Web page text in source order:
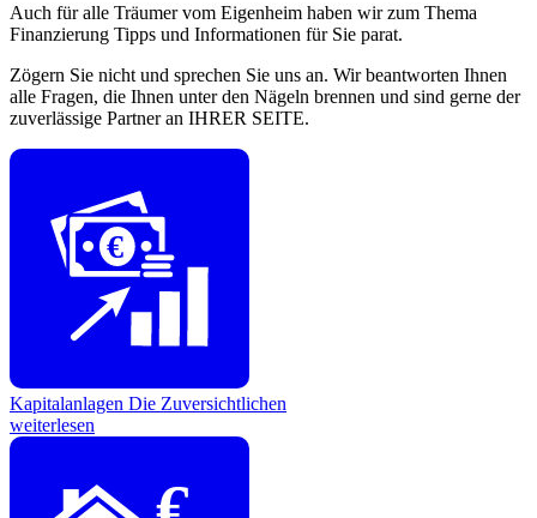
Auch für alle Träumer vom Eigenheim haben wir zum Thema
Finanzierung Tipps und Informationen für Sie parat.
Zögern Sie nicht und sprechen Sie uns an. Wir beantworten Ihnen
alle Fragen, die Ihnen unter den Nägeln brennen und sind gerne der
zuverlässige Partner an IHRER SEITE.
€
Kapitalanlagen Die Zuversichtlichen
weiterlesen